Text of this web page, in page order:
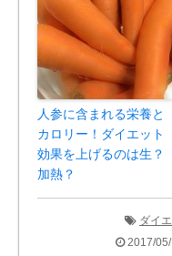
人参に含まれる栄養と
カロリー！ダイエット
効果を上げるのは生？
加熱？
ダイ
2017/05/